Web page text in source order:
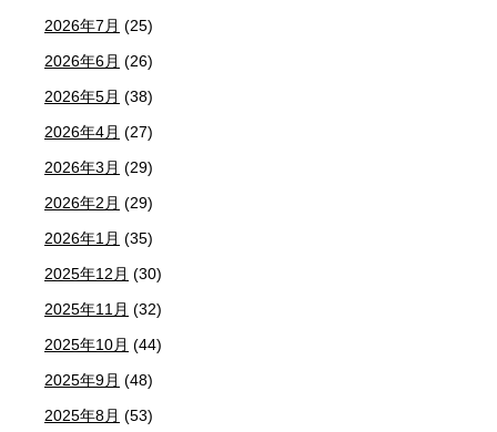
2026年7月 (25)
2026年6月 (26)
2026年5月 (38)
2026年4月 (27)
2026年3月 (29)
2026年2月 (29)
2026年1月 (35)
2025年12月 (30)
2025年11月 (32)
2025年10月 (44)
2025年9月 (48)
2025年8月 (53)